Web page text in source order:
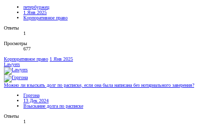
петербуржец
1 Янв 2025
Корпоративное право
Ответы
1
Просмотры
677
Корпоративное право 1 Янв 2025
Lawyers
Можно ли взыскать долг по расписке, если она была написана без нотариального заверения?
Горгона
13 Дек 2024
Взыскание долга по расписке
Ответы
1